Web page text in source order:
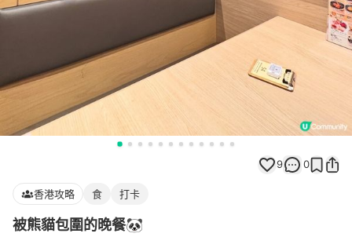
9 0
香港攻略 食 打卡
被熊貓包圍的晚餐🐼